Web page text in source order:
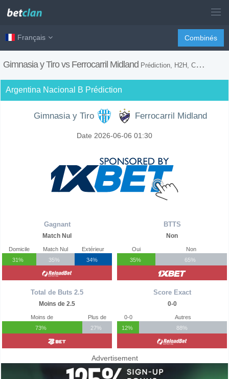
Français Combinés
Gimnasia y Tiro vs Ferrocarril Midland Prédiction, H2H, Conseils de Paris et Prévision du Match
Argentina Nacional B Prédiction
Gimnasia y Tiro Ferrocarril Midland
Date 2026-06-06 01:30
Gagnant
Match Nul
Domicile
31%
Match Nul
35%
Extérieur
34%
Total de Buts 2.5
Moins de 2.5
Moins de
73%
Plus de
27%
BTTS
Non
Oui
35%
Non
65%
Score Exact
0-0
0-0
12%
Autres
88%
Advertisement